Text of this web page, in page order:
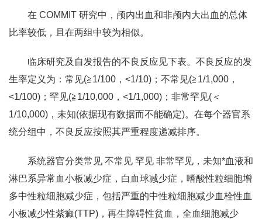
在 COMMIT 研究中，颅内出血和非颅内大出血的总体
比率较低，且在两组中较为相似。
临床研究及自发报告的不良反应见下表。不良反应的发
生率定义为：常见(≧1/100，<1/10)；不常见(≧1/1,000，
<1/100)；罕见(≧1/10,000，<1/1,000)；非常罕见(＜
1/10,000)，未知(依据现有数据而不能确定)。在每个器官系
统分组中，不良反应按照其严重程度递减排序。
系统器官分类常见 不常见 罕见 非常罕见，未知*血液和
淋巴系异常血小板减少症，白血球减少症，嗜酸性粒细胞增
多中性粒细胞减少症，包括严重的中性粒细胞减少血栓性血
小板减少性紫癜(TTP)，再生障碍性贫血，全血细胞减少